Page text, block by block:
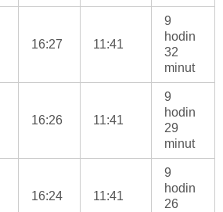
16:27 11:41
9
hodin
32
minut
16:26 11:41
9
hodin
29
minut
16:24 11:41
9
hodin
26